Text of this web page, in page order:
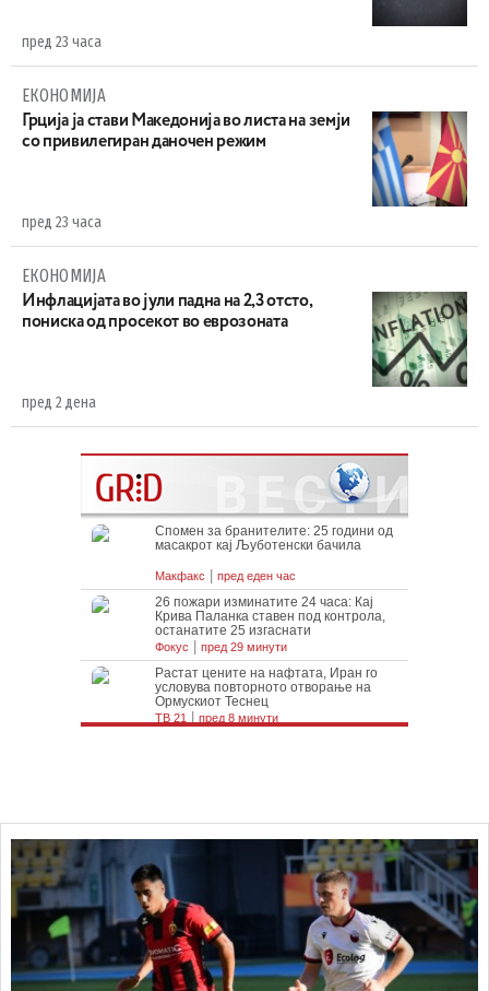
пред 23 часа
ЕКОНОМИЈА
Грција ја стави Македонија во листа на земји
со привилегиран даночен режим
пред 23 часа
ЕКОНОМИЈА
Инфлацијата во јули падна на 2,3 отсто,
пониска од просекот во еврозоната
пред 2 дена